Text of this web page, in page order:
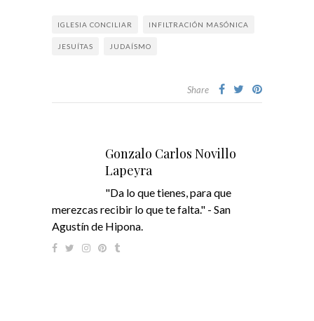
IGLESIA CONCILIAR INFILTRACIÓN MASÓNICA
JESUÍTAS JUDAÍSMO
Share
Gonzalo Carlos Novillo
Lapeyra
"Da lo que tienes, para que
merezcas recibir lo que te falta." - San
Agustín de Hipona.